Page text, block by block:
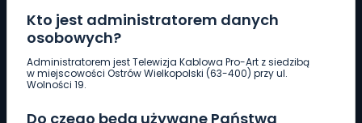
Kto jest administratorem danych
osobowych?
Administratorem jest Telewizja Kablowa Pro-Art z siedzibą
w miejscowości Ostrów Wielkopolski (63-400) przy ul.
Wolności 19.
Do czego będą używane Państwa
Pobierz logotyp